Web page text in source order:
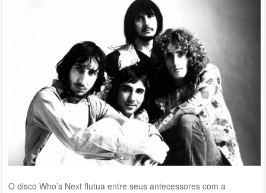
O disco Who’s Next flutua entre seus antecessores com a